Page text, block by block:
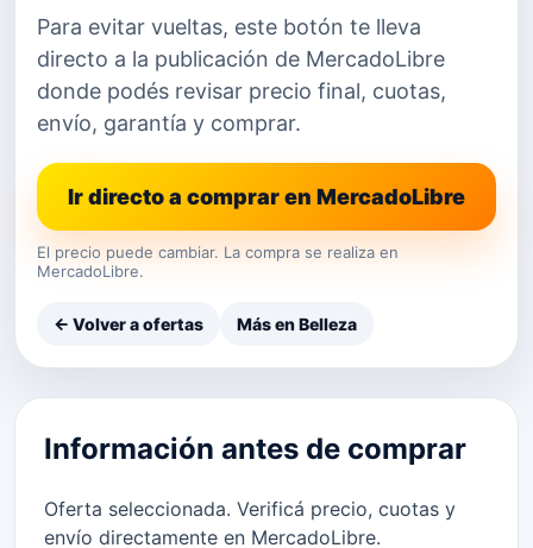
Para evitar vueltas, este botón te lleva
directo a la publicación de MercadoLibre
donde podés revisar precio final, cuotas,
envío, garantía y comprar.
Ir directo a comprar en MercadoLibre
El precio puede cambiar. La compra se realiza en
MercadoLibre.
← Volver a ofertas Más en Belleza
Información antes de comprar
Oferta seleccionada. Verificá precio, cuotas y
envío directamente en MercadoLibre.